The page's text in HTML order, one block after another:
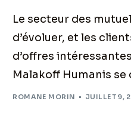
Le secteur des
d’évoluer, et les
d’offres
Malakoff Humanis
ROMANE MORIN JUILLET 9,